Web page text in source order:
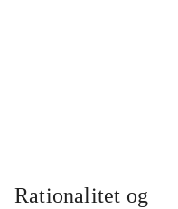
Rationalitet og